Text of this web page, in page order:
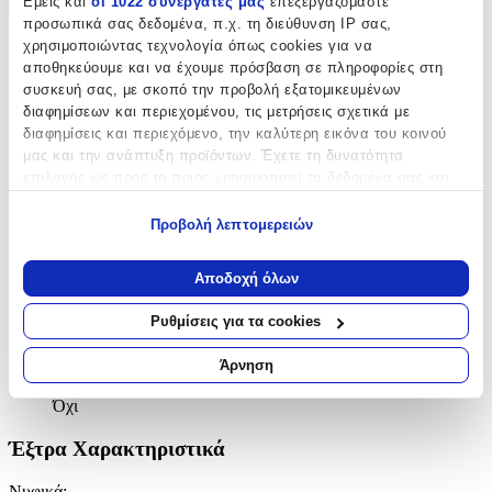
προσωπικά σας δεδομένα, π.χ. τη διεύθυνση IP σας,
χρησιμοποιώντας τεχνολογία όπως cookies για να
αποθηκεύουμε και να έχουμε πρόσβαση σε πληροφορίες στη
συσκευή σας, με σκοπό την προβολή εξατομικευμένων
διαφημίσεων και περιεχομένου, τις μετρήσεις σχετικά με
διαφημίσεις και περιεχόμενο, την καλύτερη εικόνα του κοινού
μας και την ανάπτυξη προϊόντων. Έχετε τη δυνατότητα
Να συλλέξουμε πληροφορίες σχετικά με τη γεωγραφική
σας τοποθεσία, οι οποίες μπορεί να είναι ακριβείς σε
απόσταση μερικών μέτρων
Να αναγνωρίσουμε τη συσκευή σας σαρώνοντας ενεργά
για συγκεκριμένα χαρακτηριστικά (δακτυλικό αποτύπωμα)
Μάθετε περισσότερα σχετικά με τον τρόπο επεξεργασίας των
προσωπικών σας δεδομένων και καθορίστε τις προτιμήσεις σας
ανακαλέσετε τη συγκατάθεσή σας ανά πάσα στιγμή από τη
Προβολή λεπτομερειών
Αποδοχή όλων
Ρυθμίσεις για τα cookies
Άρνηση
+
Χαρακτηριστικά
Βασικά Χαρακτηριστικά
Χρώμα Υλικού:
Ατσάλι
Επιχρυσωμένα:
Όχι
Έξτρα Χαρακτηριστικά